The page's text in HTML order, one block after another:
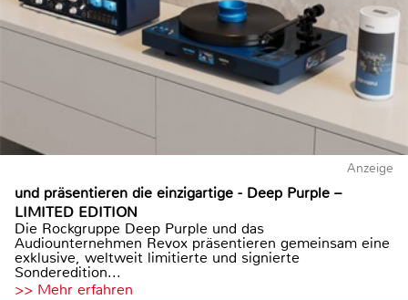
Anzeige
und präsentieren die einzigartige - Deep Purple –
LIMITED EDITION
Die Rockgruppe Deep Purple und das
Audiounternehmen Revox präsentieren gemeinsam eine
exklusive, weltweit limitierte und signierte
Sonderedition...
>> Mehr erfahren